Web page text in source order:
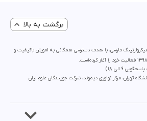
برگشت به بالا
میکرولرنینگ فارسی، با هدف دسترسی همگانی به آموزش باکیفیت و
تهران، مرکز نوآوری دیموند، شرکت جویندگان علوم لیان